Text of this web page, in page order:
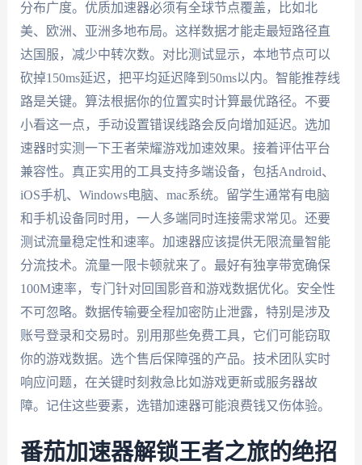
分布广度。优质加速器必须有全球节点覆盖，比如北
美、欧洲、亚洲多地布局。这样数据才能走最短路径直
达国服，减少中转次数。对比测试显示，本地节点可以
砍掉150ms延迟，把平均延迟降到50ms以内。智能推荐线
路是关键。算法根据你的位置实时计算最优路径。不要
小看这一点，手动设置错误线路会反向增加延迟。选加
速器时实测一下王者荣耀游戏加速效果。接着评估平台
兼容性。真正实用的工具支持多端设备，包括Android、
iOS手机、Windows电脑、mac系统。留学生通常有电脑
和手机设备同时用，一人多端同时连接需求常见。还要
测试流量稳定性和速率。加速器应该提供无限流量智能
分流技术。流量一限卡顿就来了。最好有独享带宽确保
100M速率，专门针对回国影音和游戏数据优化。安全性
不可忽略。数据传输要全程加密防止泄露，特别是涉及
账号登录和交易时。别用那些免费工具，它们可能窃取
你的游戏数据。选个售后保障强的产品。技术团队实时
响应问题，在关键时刻救急比如游戏更新或服务器故
障。记住这些要素，选错加速器可能浪费钱又伤体验。
番茄加速器解锁王者之旅的绝招